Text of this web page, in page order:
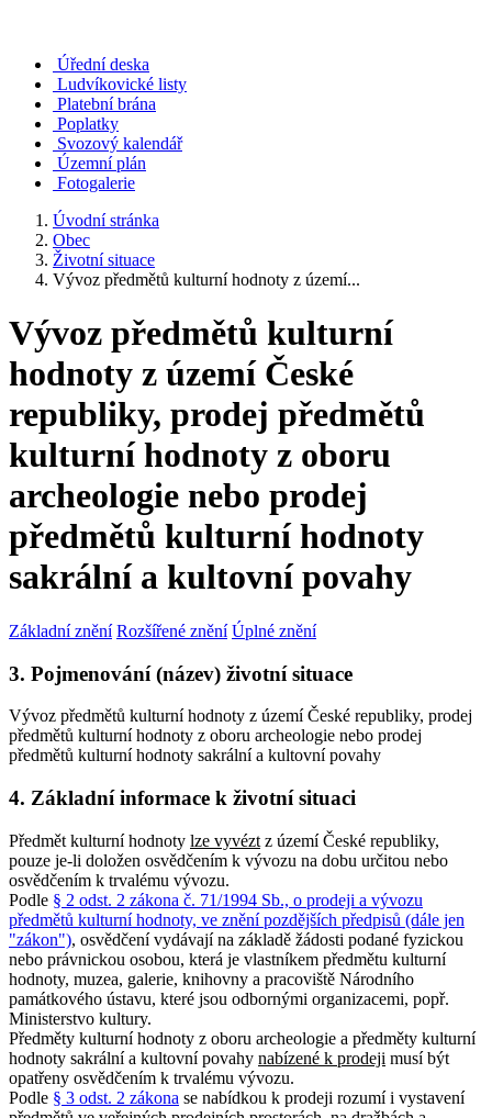
Úřední deska
Ludvíkovické listy
Platební brána
Poplatky
Svozový kalendář
Územní plán
Fotogalerie
Úvodní stránka
Obec
Životní situace
Vývoz předmětů kulturní hodnoty z území...
Vývoz předmětů kulturní
hodnoty z území České
republiky, prodej předmětů
kulturní hodnoty z oboru
archeologie nebo prodej
předmětů kulturní hodnoty
sakrální a kultovní povahy
Základní znění Rozšířené znění Úplné znění
3. Pojmenování (název) životní situace
Vývoz předmětů kulturní hodnoty z území České republiky, prodej
předmětů kulturní hodnoty z oboru archeologie nebo prodej
předmětů kulturní hodnoty sakrální a kultovní povahy
4. Základní informace k životní situaci
Předmět kulturní hodnoty lze vyvézt z území České republiky,
pouze je-li doložen osvědčením k vývozu na dobu určitou nebo
osvědčením k trvalému vývozu.
Podle § 2 odst. 2 zákona č. 71/1994 Sb., o prodeji a vývozu
předmětů kulturní hodnoty, ve znění pozdějších předpisů (dále jen
"zákon"), osvědčení vydávají na základě žádosti podané fyzickou
nebo právnickou osobou, která je vlastníkem předmětu kulturní
hodnoty, muzea, galerie, knihovny a pracoviště Národního
památkového ústavu, které jsou odbornými organizacemi, popř.
Ministerstvo kultury.
Předměty kulturní hodnoty z oboru archeologie a předměty kulturní
hodnoty sakrální a kultovní povahy nabízené k prodeji musí být
opatřeny osvědčením k trvalému vývozu.
Podle § 3 odst. 2 zákona se nabídkou k prodeji rozumí i vystavení